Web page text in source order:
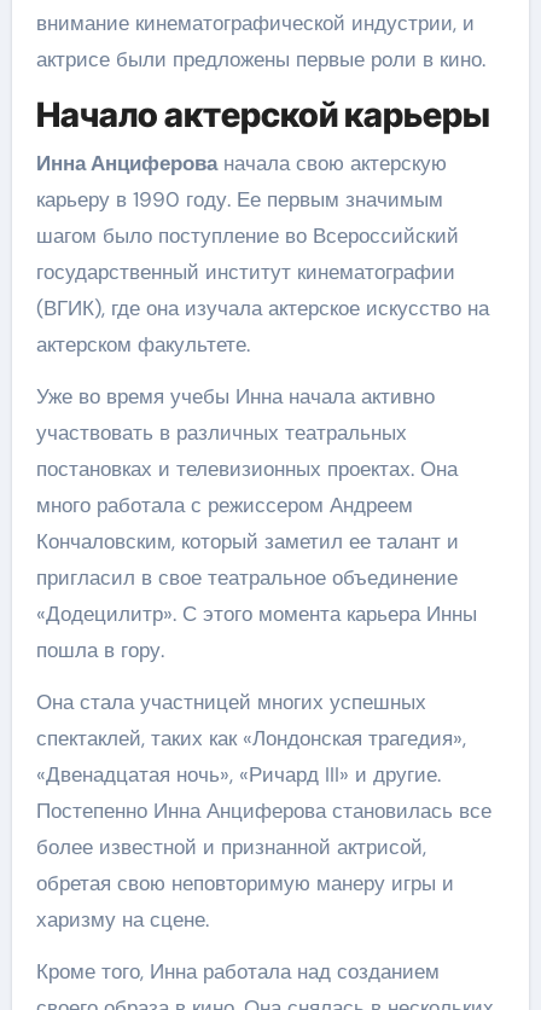
внимание кинематографической индустрии, и
актрисе были предложены первые роли в кино.
Начало актерской карьеры
Инна Анциферованачала свою актерскую
карьеру в 1990 году. Ее первым значимым
шагом было поступление во Всероссийский
государственный институт кинематографии
(ВГИК), где она изучала актерское искусство на
актерском факультете.
Уже во время учебы Инна начала активно
участвовать в различных театральных
постановках и телевизионных проектах. Она
много работала с режиссером Андреем
Кончаловским, который заметил ее талант и
пригласил в свое театральное объединение
«Додецилитр». С этого момента карьера Инны
пошла в гору.
Она стала участницей многих успешных
спектаклей, таких как «Лондонская трагедия»,
«Двенадцатая ночь», «Ричард III» и другие.
Постепенно Инна Анциферова становилась все
более известной и признанной актрисой,
обретая свою неповторимую манеру игры и
харизму на сцене.
Кроме того, Инна работала над созданием